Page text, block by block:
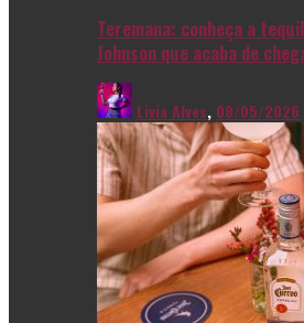
Teremana: conheça a
Johnson que acaba de
Livia Alves, 08/05/2026